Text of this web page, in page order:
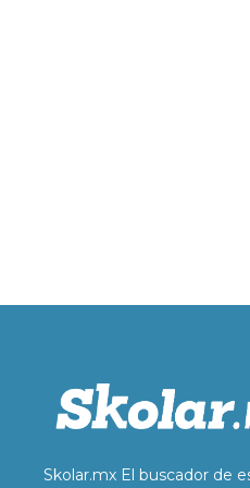
Skolar.mx El buscador de